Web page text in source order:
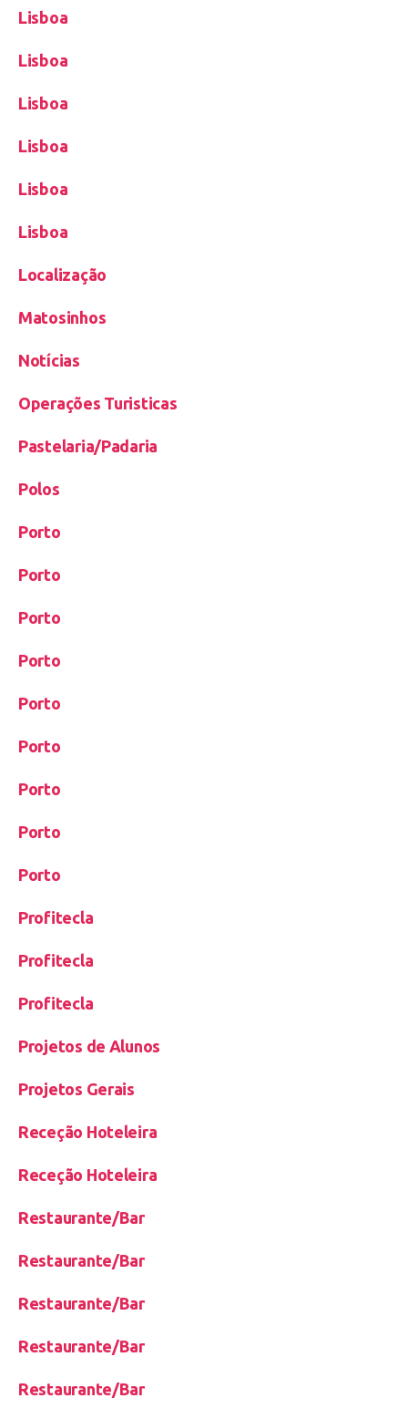
Lisboa
Lisboa
Lisboa
Lisboa
Lisboa
Lisboa
Localização
Matosinhos
Notícias
Operações Turisticas
Pastelaria/Padaria
Polos
Porto
Porto
Porto
Porto
Porto
Porto
Porto
Porto
Porto
Profitecla
Profitecla
Profitecla
Projetos de Alunos
Projetos Gerais
Receção Hoteleira
Receção Hoteleira
Restaurante/Bar
Restaurante/Bar
Restaurante/Bar
Restaurante/Bar
Restaurante/Bar